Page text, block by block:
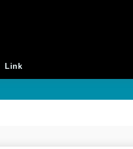
Link